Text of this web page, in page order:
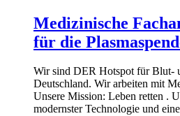
Medizinische
für die
Wir sind DER Hotspot für Blut-
Deutschland. Wir arbeiten mit
Unsere Mission: Leben retten .
modernster Technologie und